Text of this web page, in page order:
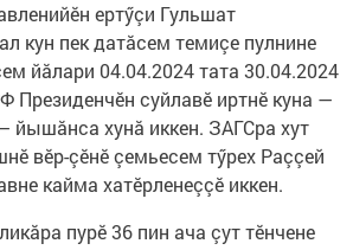
ертӳçи Гульшат
кун пек датăсем темиçе пулнине
йăлари 04.04.2024 тата 30.04.2024
Президенчӗн суйлавӗ иртнӗ куна —
йышăнса хунă иккен. ЗАГСра хут
вӗр-çӗнӗ çемьесем тӳрех Раççей
кайма хатӗрленеççӗ иккен.
пурӗ 36 пин ача çут тӗнчене